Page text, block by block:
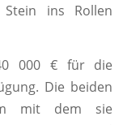
ins Rollen
000 € für die
Die beiden
mit dem sie